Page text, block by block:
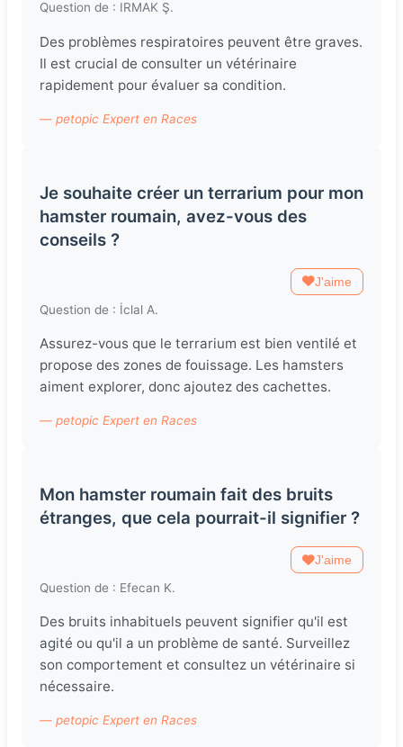
Question de : IRMAK Ş.
Des problèmes respiratoires peuvent être graves.
Il est crucial de consulter un vétérinaire
rapidement pour évaluer sa condition.
— petopic Expert en Races
Je souhaite créer un terrarium pour mon
hamster roumain, avez-vous des
conseils ?
J'aime
Question de : İclal A.
Assurez-vous que le terrarium est bien ventilé et
propose des zones de fouissage. Les hamsters
aiment explorer, donc ajoutez des cachettes.
— petopic Expert en Races
Mon hamster roumain fait des bruits
étranges, que cela pourrait-il signifier ?
J'aime
Question de : Efecan K.
Des bruits inhabituels peuvent signifier qu'il est
agité ou qu'il a un problème de santé. Surveillez
son comportement et consultez un vétérinaire si
nécessaire.
— petopic Expert en Races